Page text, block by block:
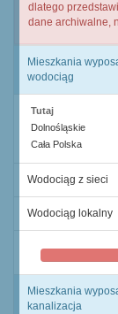
dlatego
dane archiwalne,
Mieszkania
wodociąg
Tutaj
Dolnośląskie
Cała Polska
Wodociąg z sieci
Wodociąg lokalny
Mieszkania
kanalizacja